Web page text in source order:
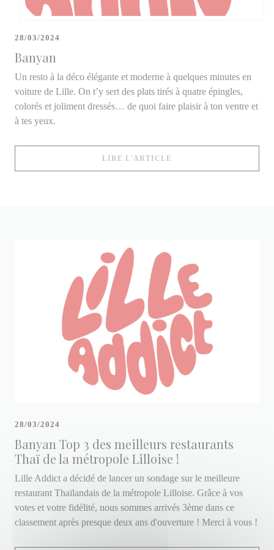
Banyan
28/03/2024
Un resto à la déco élégante et moderne à quelques minutes en
voiture de Lille. On t’y sert des plats tirés à quatre épingles,
colorés et joliment dressés… de quoi faire plaisir à ton ventre et
à tes yeux.
LIRE L'ARTICLE
Banyan Top 3 des meilleurs restaurants
Thaï de la métropole Lilloise !
28/03/2024
Lille Addict a décidé de lancer un sondage sur le meilleure
restaurant Thaïlandais de la métropole Lilloise. Grâce à vos
votes et votre fidélité, nous sommes arrivés 3ème dans ce
classement après presque deux ans d'ouverture ! Merci à vous !